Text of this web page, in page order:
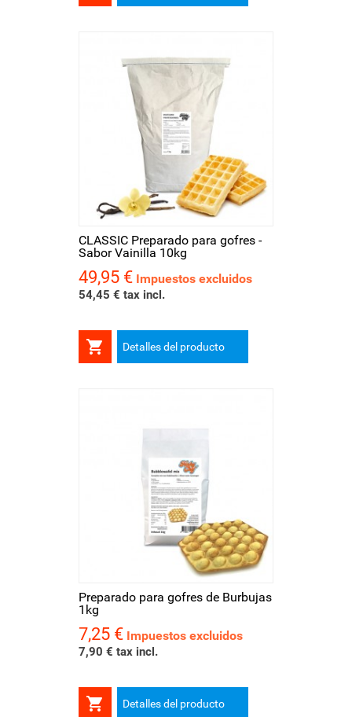
CLASSIC Preparado para gofres -
Sabor Vainilla 10kg
Precio
49,95 € Impuestos excluidos
54,45 € tax incl.
 Detalles del producto
Preparado para gofres de Burbujas
1kg
Precio
7,25 € Impuestos excluidos
7,90 € tax incl.
 Detalles del producto